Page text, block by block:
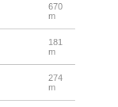
670
m
181
m
274
m